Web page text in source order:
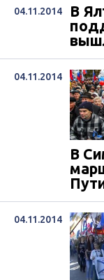
04.11.2014
В
04.11.2014
В
04.11.2014